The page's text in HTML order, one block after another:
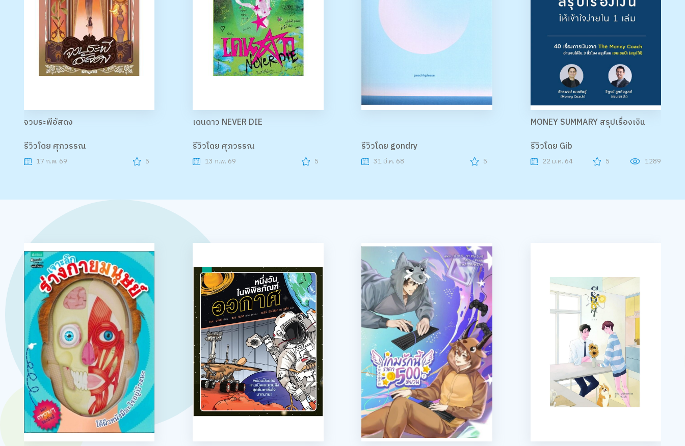
จวบระพีอัสดง
รีวิวโดย ศุภวรรณ
17 ก.พ. 69 5
เดนดาว NEVER DIE
รีวิวโดย ศุภวรรณ
13 ก.พ. 69 5
รีวิวโดย gondry
31 มี.ค. 68 5
MONEY SUMMARY สรุปเรื่องเงิน
รีวิวโดย Gib
22 ม.ค. 64 5 1289